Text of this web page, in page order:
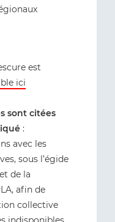
est
ici
sont citées
:
avec les
sous l’égide
de la
afin de
collective